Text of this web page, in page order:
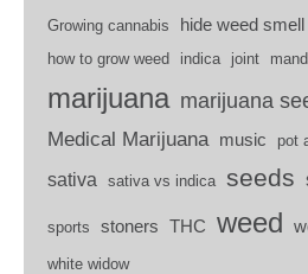
Growing cannabis hide weed smell
how to grow weed
indica joint
marijuana marijuana
Medical Marijuana
music pot
sativa sativa vs indica seeds
sports stoners THC weed
white widow